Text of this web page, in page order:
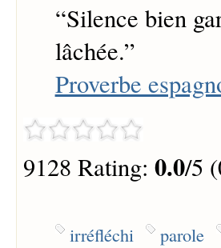
“Silence bien
lâchée.”
Proverbe
9128 Rating: 0.0/5
irréfléchi parole